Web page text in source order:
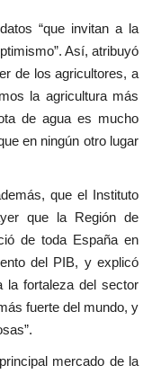
“que invitan a la
Así, atribuyó
de los agricultores, a
la agricultura más
de agua es mucho
en ningún otro lugar
que el Instituto
que la Región de
de toda España en
del PIB, y explicó
la fortaleza del sector
fuerte del mundo, y
mercado de la